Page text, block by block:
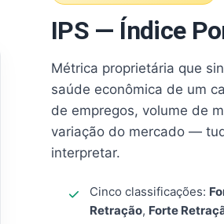
IPS — Índice
Métrica proprietária que
saúde econômica de um
de empregos, volume de
variação do mercado —
interpretar.
Cinco classificações:
Retração, Forte